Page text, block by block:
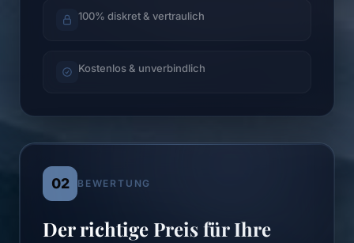
100% diskret & vertraulich
Kostenlos & unverbindlich
02 BEWERTUNG
Der richtige Preis für Ihre